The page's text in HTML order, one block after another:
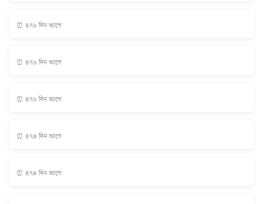
⏰ ৪৭৮ দিন আগে
⏰ ৪৭৮ দিন আগে
⏰ ৪৭৮ দিন আগে
⏰ ৪৭৯ দিন আগে
⏰ ৪৭৯ দিন আগে